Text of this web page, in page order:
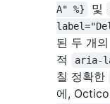
A" %}
및
된 두 개
적
aria-
칠 정확한
에,